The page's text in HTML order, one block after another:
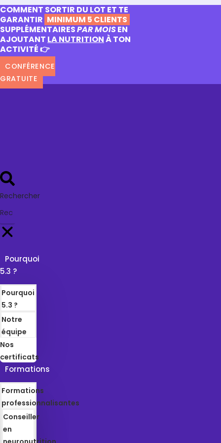
COMMENT SORTIR DU LOT ET TE
GARANTIR MINIMUM 5 CLIENTS
SUPPLÉMENTAIRESPAR MOISEN
AJOUTANT LA NUTRITIONÀ TON
ACTIVITÉ 👉
CONFÉRENCE
GRATUITE
Rechercher
Pourquoi
5.3 ?
Pourquoi
5.3 ?
Notre
équipe
Nos
certificats
Formations
Formations
professionnalisantes
Conseiller
en